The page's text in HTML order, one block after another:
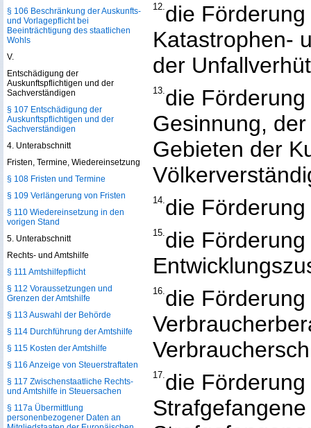
12.die
Katastrophen-
der
13.die
Gesinnung,
Gebieten der
14.die
15.die Förderung
16.die Förderung
17.die
§ 106 Beschränkung der Auskunfts-
und Vorlagepflicht bei
Beeinträchtigung des staatlichen
Wohls
V.
Entschädigung der
Auskunftspflichtigen und der
Sachverständigen
§ 107 Entschädigung der
Auskunftspflichtigen und der
Sachverständigen
4. Unterabschnitt
Fristen, Termine, Wiedereinsetzung
§ 108 Fristen und Termine
§ 109 Verlängerung von Fristen
§ 110 Wiedereinsetzung in den
vorigen Stand
5. Unterabschnitt
Rechts- und Amtshilfe
§ 111 Amtshilfepflicht
§ 112 Voraussetzungen und
Grenzen der Amtshilfe
§ 113 Auswahl der Behörde
§ 114 Durchführung der Amtshilfe
§ 115 Kosten der Amtshilfe
§ 116 Anzeige von Steuerstraftaten
§ 117 Zwischenstaatliche Rechts-
und Amtshilfe in Steuersachen
§ 117a Übermittlung
personenbezogener Daten an